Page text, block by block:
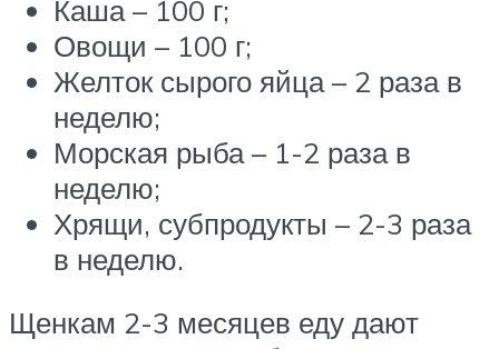
Каша – 100 г;
Овощи – 100 г;
Желток сырого яйца – 2 раза в
неделю;
Морская рыба – 1-2 раза в
неделю;
Хрящи, субпродукты – 2-3 раза
в неделю.
Щенкам 2-3 месяцев еду дают